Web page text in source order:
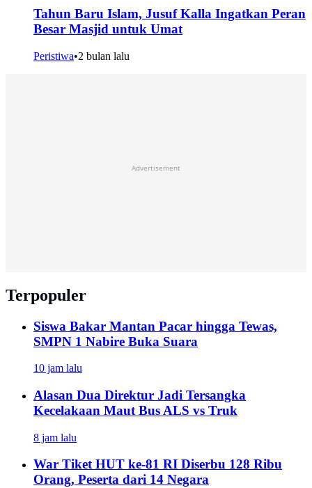
Tahun Baru Islam, Jusuf Kalla Ingatkan Peran
Besar Masjid untuk Umat
Peristiwa•2 bulan lalu
Advertisement
Terpopuler
Siswa Bakar Mantan Pacar hingga Tewas,
SMPN 1 Nabire Buka Suara
10 jam lalu
Alasan Dua Direktur Jadi Tersangka
Kecelakaan Maut Bus ALS vs Truk
8 jam lalu
War Tiket HUT ke-81 RI Diserbu 128 Ribu
Orang, Peserta dari 14 Negara